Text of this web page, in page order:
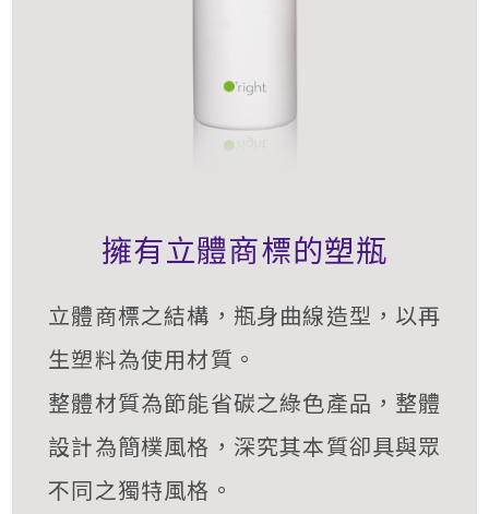
擁有立體商標的塑瓶
立體商標之結構，瓶身曲線造型，以再
生塑料為使用材質。
整體材質為節能省碳之綠色產品，整體
設計為簡樸風格，深究其本質卻具與眾
不同之獨特風格。